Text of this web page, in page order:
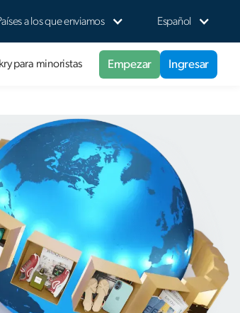
a los que enviamos Español
para minoristas Empezar Ingresar